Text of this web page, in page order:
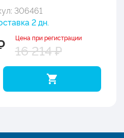
306461
2 дн.
Цена при регистрации
16 214 ₽